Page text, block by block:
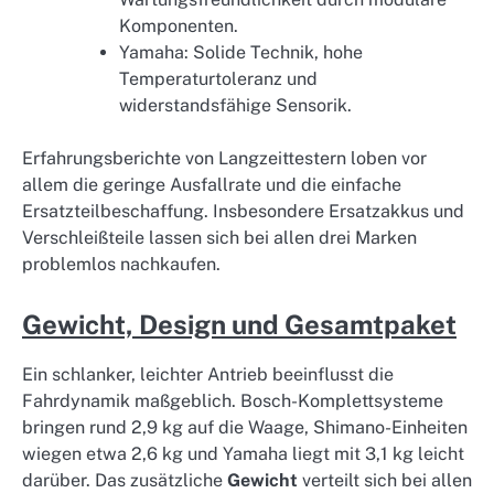
Komponenten.
Yamaha: Solide Technik, hohe
Temperaturtoleranz und
widerstandsfähige Sensorik.
Erfahrungsberichte von Langzeittestern loben vor
allem die geringe Ausfallrate und die einfache
Ersatzteilbeschaffung. Insbesondere Ersatzakkus und
Verschleißteile lassen sich bei allen drei Marken
problemlos nachkaufen.
Gewicht, Design und Gesamtpaket
Ein schlanker, leichter Antrieb beeinflusst die
Fahrdynamik maßgeblich. Bosch-Komplettsysteme
bringen rund 2,9 kg auf die Waage, Shimano-Einheiten
wiegen etwa 2,6 kg und Yamaha liegt mit 3,1 kg leicht
darüber. Das zusätzliche Gewicht verteilt sich bei allen